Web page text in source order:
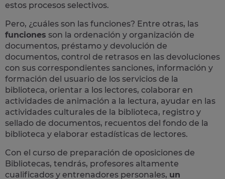
estos procesos selectivos.
Pero, ¿cuáles son las funciones? Entre otras, las
funciones son la ordenación y organización de
documentos, préstamo y devolución de
documentos, control de retrasos en las devoluciones
con sus correspondientes sanciones, información y
formación del usuario de los servicios de la
biblioteca, orientar a los lectores, colaborar en
actividades de animación a la lectura, ayudar en las
actividades culturales de la biblioteca, registro y
sellado de documentos, recuentos del fondo de la
biblioteca y elaborar estadísticas de lectores​.
Con el curso de preparación de oposiciones de
Bibliotecas, tendrás, profesores altamente
cualificados y entrenadores personales, un